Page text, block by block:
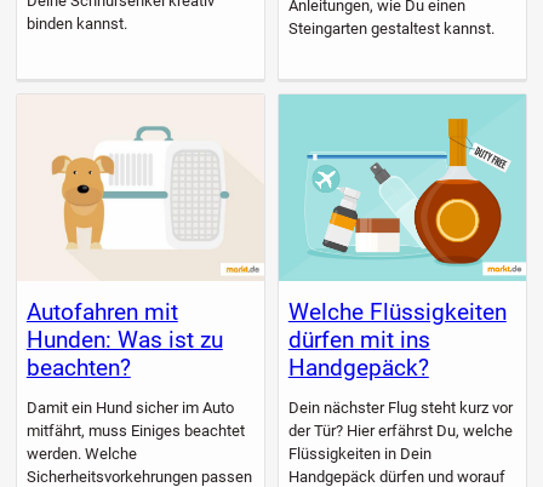
binden kannst.
Anleitungen, wie Du einen
Steingarten gestaltest kannst.
Autofahren mit
Hunden: Was ist zu
beachten?
Damit ein Hund sicher im Auto
mitfährt, muss Einiges beachtet
werden. Welche
Sicherheitsvorkehrungen passen
Welche Flüssigkeiten
dürfen mit ins
Handgepäck?
Dein nächster Flug steht kurz vor
der Tür? Hier erfährst Du, welche
Flüssigkeiten in Dein
Handgepäck dürfen und worauf